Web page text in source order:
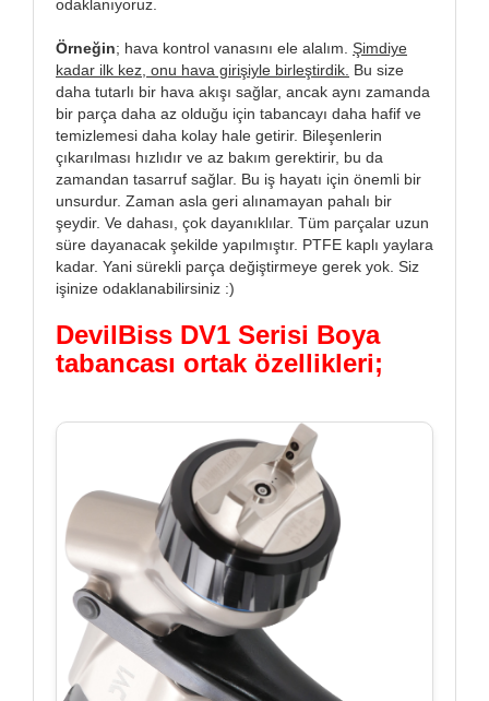
odaklanıyoruz.
Örneğin; hava kontrol vanasını ele alalım. Şimdiye
kadar ilk kez, onu hava girişiyle birleştirdik. Bu size
daha tutarlı bir hava akışı sağlar, ancak aynı zamanda
bir parça daha az olduğu için tabancayı daha hafif ve
temizlemesi daha kolay hale getirir. Bileşenlerin
çıkarılması hızlıdır ve az bakım gerektirir, bu da
zamandan tasarruf sağlar. Bu iş hayatı için önemli bir
unsurdur. Zaman asla geri alınamayan pahalı bir
şeydir. Ve dahası, çok dayanıklılar. Tüm parçalar uzun
süre dayanacak şekilde yapılmıştır. PTFE kaplı yaylara
kadar. Yani sürekli parça değiştirmeye gerek yok. Siz
işinize odaklanabilirsiniz :)
DevilBiss DV1 Serisi Boya
tabancası ortak özellikleri;